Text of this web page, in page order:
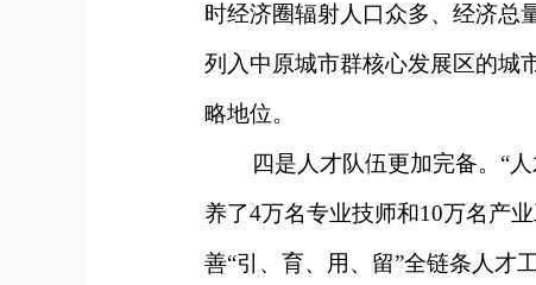
时经济圈辐射人口众多、经济总
列入中原城市群核心发展区的城
略地位。
四是人才队伍更加完备。“人
养了4万名专业技师和10万名产
善“引、育、用、留”全链条人才